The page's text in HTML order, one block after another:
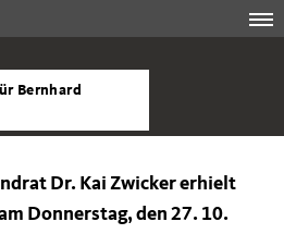
Bernhard
Dr. Kai Zwicker erhielt
Donnerstag, den 27. 10.